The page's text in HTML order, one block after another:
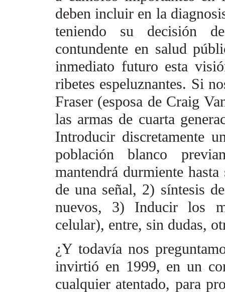
deben incluir en la
teniendo su decisión
contundente en salud
inmediato futuro esta
ribetes espeluznantes. Si
Fraser (esposa de Craig
las armas de cuarta
Introducir discretamente
población blanco
mantendrá durmiente
de una señal, 2) síntesis
nuevos, 3) Inducir los
celular), entre, sin dudas,
¿Y todavía nos
invirtió en 1999, en un
cualquier atentado, para